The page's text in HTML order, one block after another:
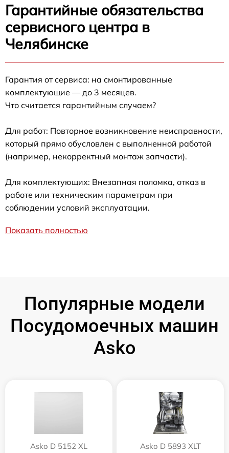
Гарантийные обязательства
сервисного центра в
Челябинске
Гарантия от сервиса: на смонтированные
комплектующие — до 3 месяцев.
Что считается гарантийным случаем?
Для работ: Повторное возникновение неисправности,
который прямо обусловлен с выполненной работой
(например, некорректный монтаж запчасти).
Для комплектующих: Внезапная поломка, отказ в
работе или техническим параметрам при
соблюдении условий эксплуатации.
Показать полностью
Популярные модели
Посудомоечных машин
Asko
Asko D 5152 XL Asko D 5893 XLT